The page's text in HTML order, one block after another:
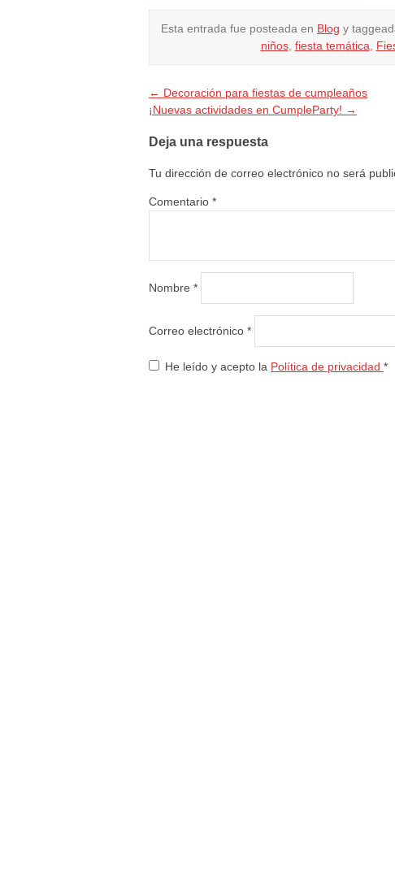
Esta entrada fue posteada en Blog y
niños, fiesta temática
← Decoración para fiestas de cumpleaños
¡Nuevas actividades en CumpleParty! →
Deja una respuesta
Tu dirección de correo electrónico no será
Comentario *
Nombre *
Correo electrónico *
He leído y acepto la Política de privacidad *